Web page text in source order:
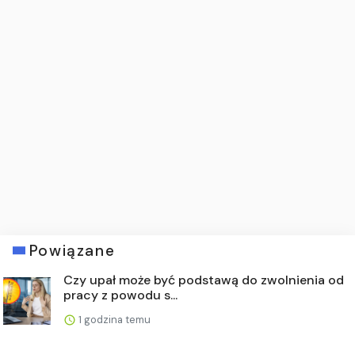
Powiązane
Czy upał może być podstawą do zwolnienia od
pracy z powodu s...
1 godzina temu